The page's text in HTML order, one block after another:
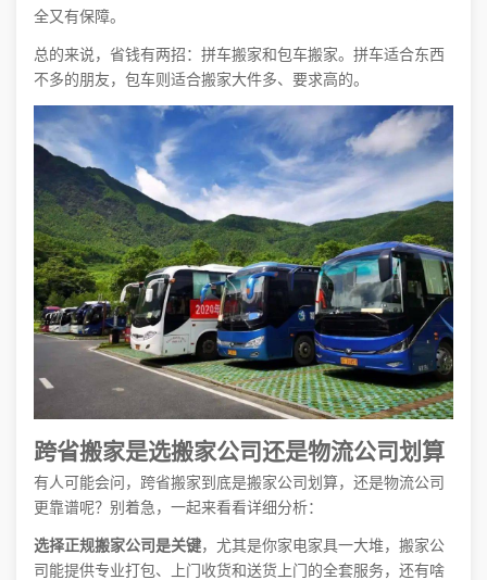
全又有保障。
总的来说，省钱有两招：拼车搬家和包车搬家。拼车适合东西
不多的朋友，包车则适合搬家大件多、要求高的。
跨省搬家是选搬家公司还是物流公司划算
有人可能会问，跨省搬家到底是搬家公司划算，还是物流公司
更靠谱呢？别着急，一起来看看详细分析：
选择正规搬家公司是关键，尤其是你家电家具一大堆，搬家公
司能提供专业打包、上门收货和送货上门的全套服务，还有啥